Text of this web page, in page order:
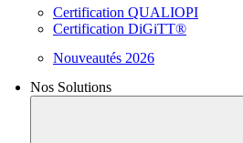
Certification QUALIOPI
Certification DiGiTT®
Nouveautés 2026
Nos Solutions